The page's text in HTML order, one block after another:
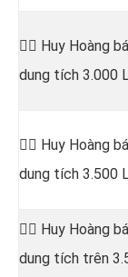
👷‍♂️ Huy Hoàng
dung tích 3.000
👷‍♂️ Huy Hoàng
dung tích 3.500
👷‍♂️ Huy Hoàng
dung tích trên